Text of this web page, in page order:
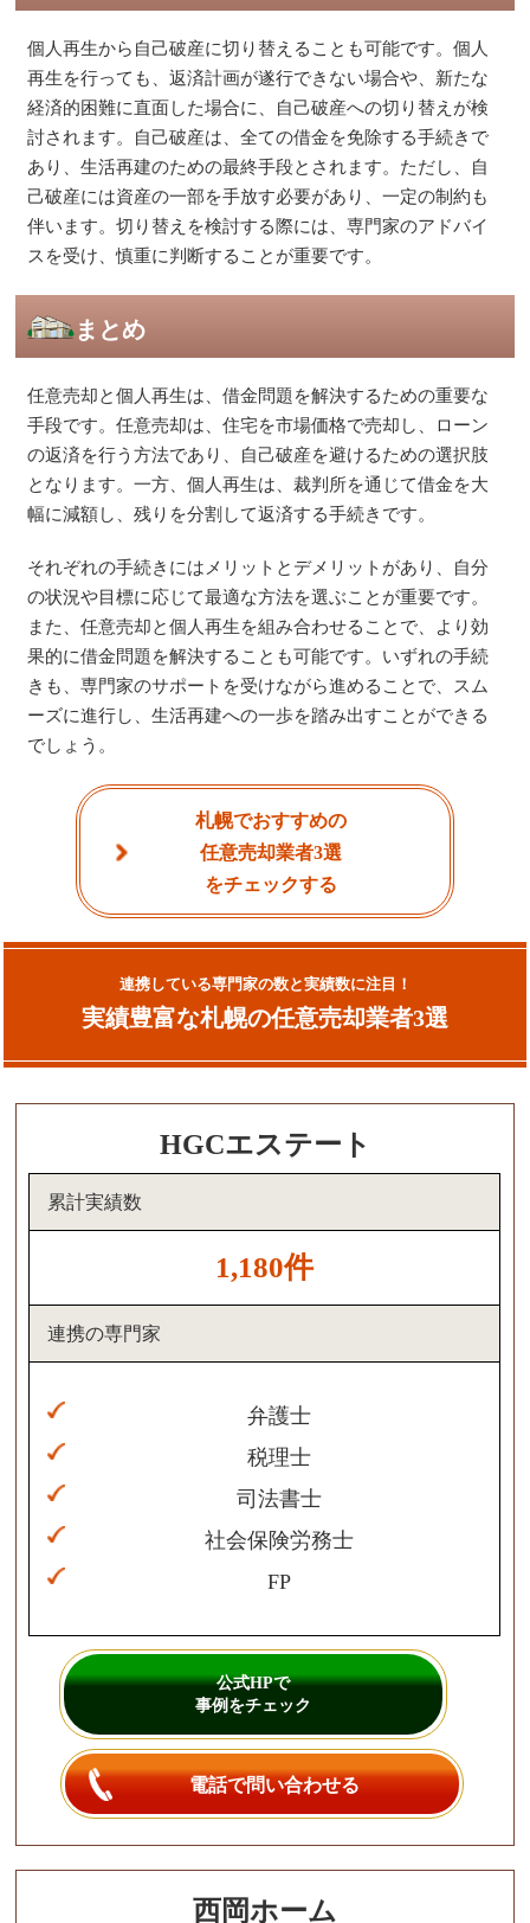
個人再生から自己破産に切り替えることも可能です。個人
再生を行っても、返済計画が遂行できない場合や、新たな
経済的困難に直面した場合に、自己破産への切り替えが検
討されます。自己破産は、全ての借金を免除する手続きで
あり、生活再建のための最終手段とされます。ただし、自
己破産には資産の一部を手放す必要があり、一定の制約も
伴います。切り替えを検討する際には、専門家のアドバイ
スを受け、慎重に判断することが重要です​​。
まとめ
任意売却と個人再生は、借金問題を解決するための重要な
手段です。任意売却は、住宅を市場価格で売却し、ローン
の返済を行う方法であり、自己破産を避けるための選択肢
となります。一方、個人再生は、裁判所を通じて借金を大
幅に減額し、残りを分割して返済する手続きです。
それぞれの手続きにはメリットとデメリットがあり、自分
の状況や目標に応じて最適な方法を選ぶことが重要です。
また、任意売却と個人再生を組み合わせることで、より効
果的に借金問題を解決することも可能です。いずれの手続
きも、専門家のサポートを受けながら進めることで、スム
ーズに進行し、生活再建への一歩を踏み出すことができる
でしょう。
札幌でおすすめの
任意売却業者3選
をチェックする
連携している専門家の数と実績数に注目！
実績豊富な札幌の任意売却業者3選
HGCエステート
累計実績数
1,180件
連携の専門家
弁護士
税理士
司法書士
社会保険労務士
FP
公式HPで
事例をチェック
電話で問い合わせる
西岡ホーム